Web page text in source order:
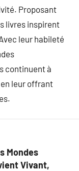
Proposant
livres inspirent
leur habileté
continuent à
leur offrant
Mondes
Vivant,